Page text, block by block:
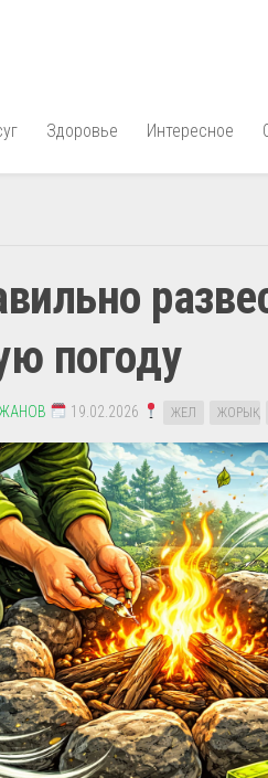
Здоровье Интересное
погоду
19.02.2026 ЖЕЛ ЖОРЫҚ